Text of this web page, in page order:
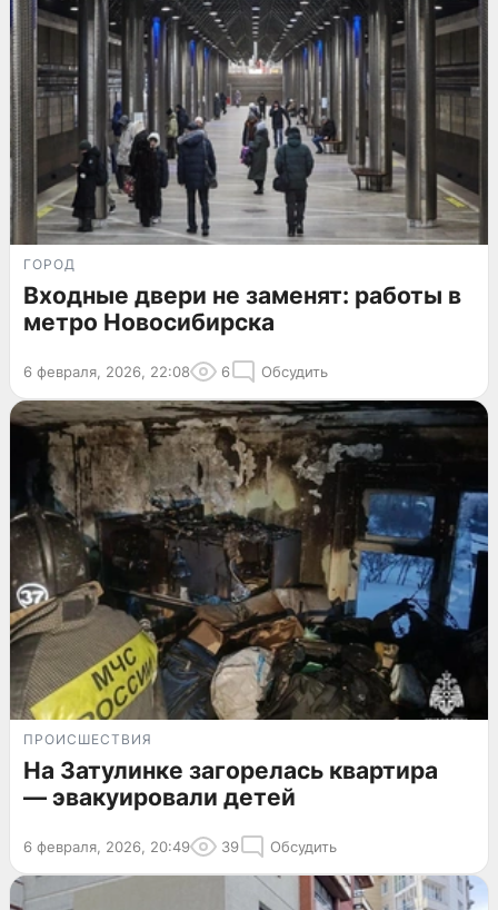
ГОРОД
Входные двери не заменят: работы в
метро Новосибирска
6 февраля, 2026, 22:08 6 Обсудить
ПРОИСШЕСТВИЯ
На Затулинке загорелась квартира
— эвакуировали детей
6 февраля, 2026, 20:49 39 Обсудить